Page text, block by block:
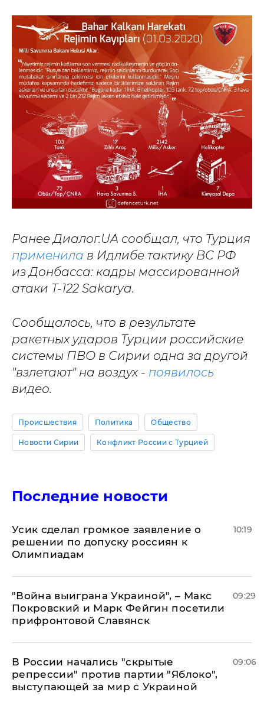
Ранее Диалог.UA сообщал, что Турция
применила в Идлибе тактику ВС РФ
из Донбасса: кадры массированной
атаки T-122 Sakarya.
Сообщалось, что в результате
ракетных ударов Турции российские
системы ПВО в Сирии одна за другой
"взлетают" на воздух - появилось
видео.
Происшествия Политика Общество
Новости Сирии Конфликт России с Турцией
Последние новости
Усик сделал громкое заявление о
решении по допуску россиян к
Олимпиадам
10:19
"Война выиграна Украиной", – Макс
Покровский и Марк Фейгин посетили
прифронтовой Славянск
09:29
В России начались "скрытые
репрессии" против партии "Яблоко",
выступающей за мир с Украиной
09:06